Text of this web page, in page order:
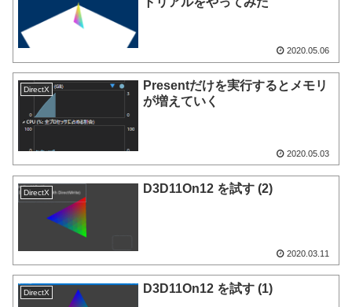
2020.05.06
DirectX
Presentだけを実行するとメモリ
が増えていく
2020.05.03
DirectX D3D11On12 を試す (2)
2020.03.11
DirectX D3D11On12 を試す (1)